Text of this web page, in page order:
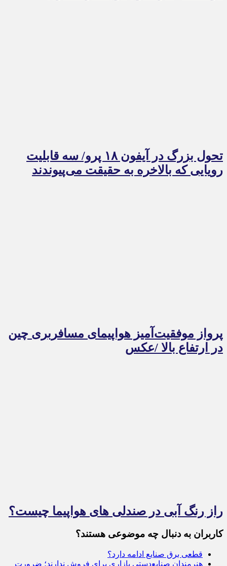
تحول بزرگ در آیفون ۱۸ پرو/ سه قابلیت
رویایی که بالاخره به حقیقت می‌پیوندند
پرواز موفقیت‌آمیز هواپیمای مسافربری چین
در ارتفاع بالا /عکس
راز رنگ آبی در صندلی های هواپیما چیست؟
کاربران به دنبال چه موضوعی هستند؟
قطعی برق صنایع ادامه دارد؟
هنرمندان صنایع‌دستی بازاری برای فروش ندارند؛ ضرورت